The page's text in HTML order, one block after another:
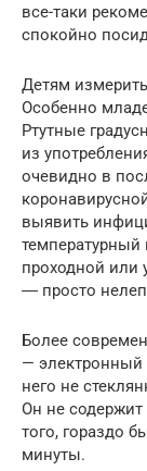
все-таки
спокойно
Детям
Особенно
Ртутные
из
очевидно в
выявить
температурный
проходной или
― просто
Более
— электронный
него не
Он не содержит
того, гораздо
минуты.